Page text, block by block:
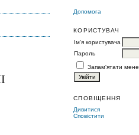
Допомога
КОРИСТУВАЧ
Ім'я користувача
Пароль
Запам'ятати мене
СПОВІЩЕННЯ
Дивитися
Сповістити